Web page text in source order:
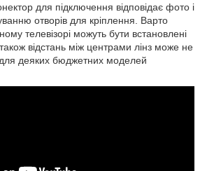
для підключення відповідає фото і
отворів для кріплення. Варто
телевізорі можуть бути встановлені
відстань між центрами лінз може не
для деяких бюджетних моделей